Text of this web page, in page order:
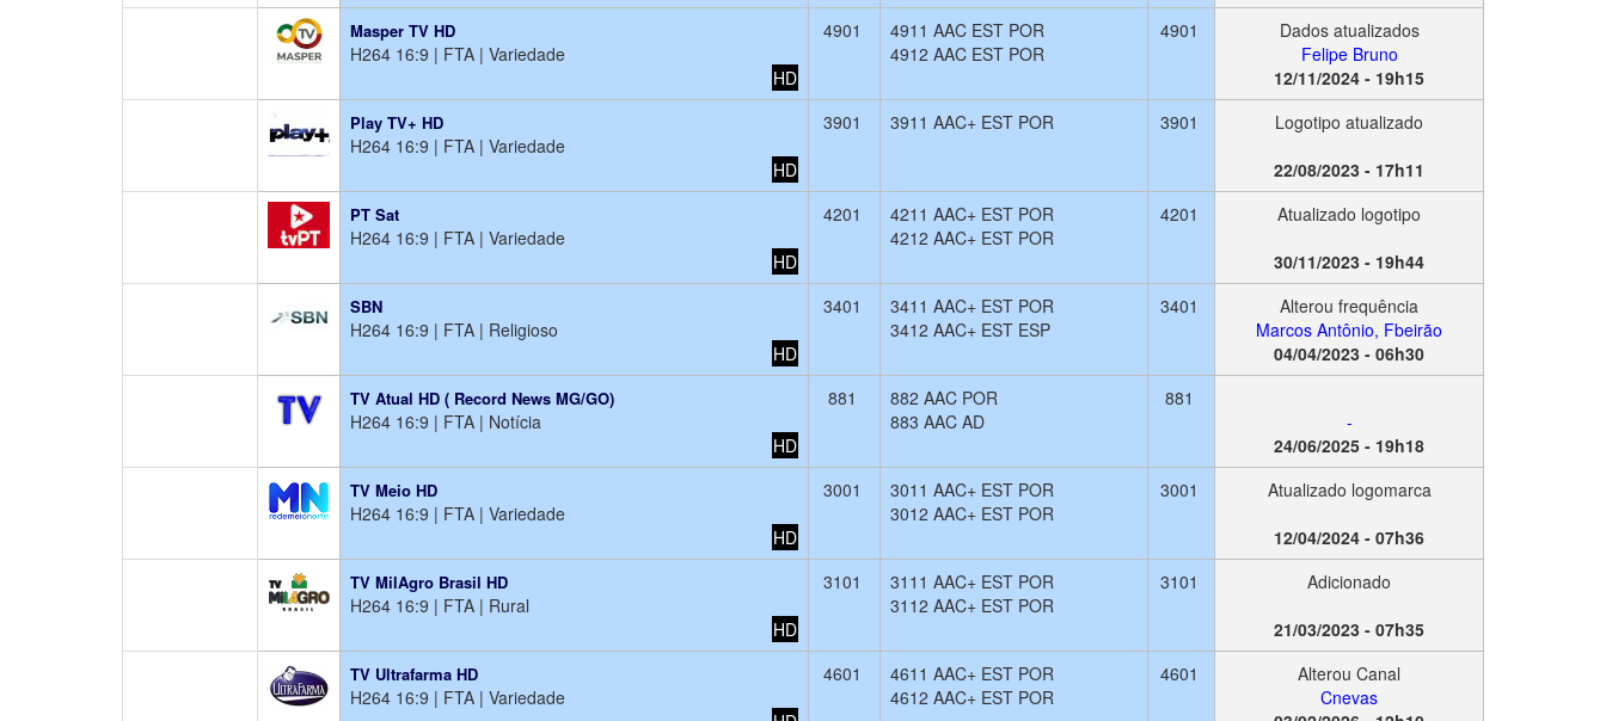
Masper TV HD
H264 16:9 | FTA | Variedade
HD
4901
4911 AAC EST POR
4912 AAC EST POR
4901
Dados atualizados
Felipe Bruno
12/11/2024 - 19h15
Play TV+ HD
H264 16:9 | FTA | Variedade
HD
3901 3911 AAC+ EST POR 3901
Logotipo atualizado
22/08/2023 - 17h11
PT Sat
H264 16:9 | FTA | Variedade
HD
4201
4211 AAC+ EST POR
4212 AAC+ EST POR
4201
Atualizado logotipo
30/11/2023 - 19h44
SBN
H264 16:9 | FTA | Religioso
HD
3401
3411 AAC+ EST POR
3412 AAC+ EST ESP
3401
Alterou frequência
Marcos Antônio, Fbeirão
04/04/2023 - 06h30
TV Atual HD ( Record News MG/GO)
H264 16:9 | FTA | Notícia
HD
881
882 AAC POR
883 AAC AD
881
-
24/06/2025 - 19h18
TV Meio HD
H264 16:9 | FTA | Variedade
HD
3001
3011 AAC+ EST POR
3012 AAC+ EST POR
3001
Atualizado logomarca
12/04/2024 - 07h36
TV MilAgro Brasil HD
H264 16:9 | FTA | Rural
HD
3101
3111 AAC+ EST POR
3112 AAC+ EST POR
3101
Adicionado
21/03/2023 - 07h35
TV Ultrafarma HD
H264 16:9 | FTA | Variedade
4601
4611 AAC+ EST POR
4612 AAC+ EST POR
4601
Alterou Canal
Cnevas